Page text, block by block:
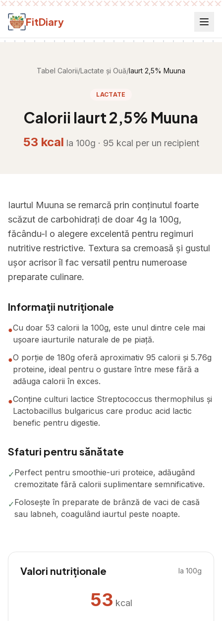
Salt la conținut
FitDiary
Tabel Calorii/Lactate și Ouă/Iaurt 2,5% Muuna
LACTATE
Calorii Iaurt 2,5% Muuna
53 kcal la 100g · 95 kcal per un recipient
Iaurtul Muuna se remarcă prin conținutul foarte
scăzut de carbohidrați de doar 4g la 100g,
făcându-l o alegere excelentă pentru regimuri
nutritive restrictive. Textura sa cremoasă și gustul
ușor acrisor îl fac versatil pentru numeroase
preparate culinare.
Informații nutriționale
●Cu doar 53 calorii la 100g, este unul dintre cele mai
ușoare iaurturile naturale de pe piață.
●O porție de 180g oferă aproximativ 95 calorii și 5.76g
proteine, ideal pentru o gustare între mese fără a
adăuga calorii în exces.
●Conține culturi lactice Streptococcus thermophilus și
Lactobacillus bulgaricus care produc acid lactic
benefic pentru digestie.
Sfaturi pentru sănătate
✓Perfect pentru smoothie-uri proteice, adăugând
cremozitate fără calorii suplimentare semnificative.
✓Folosește în preparate de brânză de vaci de casă
sau labneh, coagulând iaurtul peste noapte.
Valori nutriționale la 100g
53 kcal